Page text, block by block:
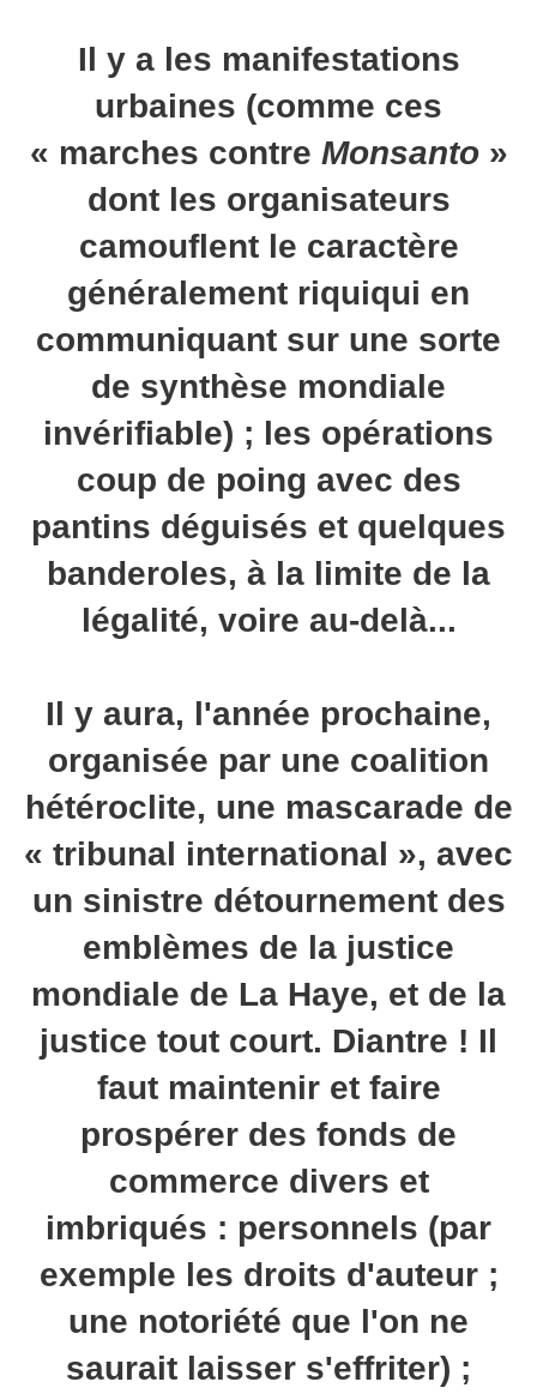
Il y a les manifestations
urbaines (comme ces
« marches contre Monsanto »
dont les organisateurs
camouflent le caractère
généralement riquiqui en
communiquant sur une sorte
de synthèse mondiale
invérifiable) ; les opérations
coup de poing avec des
pantins déguisés et quelques
banderoles, à la limite de la
légalité, voire au-delà...
Il y aura, l'année prochaine,
organisée par une coalition
hétéroclite, une mascarade de
« tribunal international », avec
un sinistre détournement des
emblèmes de la justice
mondiale de La Haye, et de la
justice tout court. Diantre ! Il
faut maintenir et faire
prospérer des fonds de
commerce divers et
imbriqués : personnels (par
exemple les droits d'auteur ;
une notoriété que l'on ne
saurait laisser s'effriter) ;